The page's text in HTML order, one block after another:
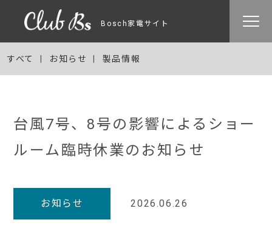
Bosch家電サイト
すべて お知らせ 製品情報
台風7号、8号の影響によるショー
ルーム臨時休業のお知らせ
お知らせ 2026.06.26